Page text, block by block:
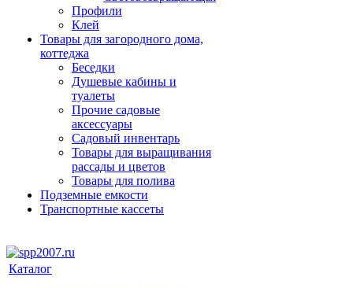
Профили
Клей
Товары для загородного дома,
коттеджа
Беседки
Душевые кабины и
туалеты
Прочие садовые
аксессуары
Садовый инвентарь
Товары для выращивания
рассады и цветов
Товары для полива
Подземные емкости
Транспортные кассеты
Каталог